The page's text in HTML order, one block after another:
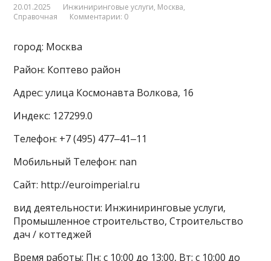
20.01.2025 Инжиниринговые услуги, Москва,
Справочная
Комментарии: 0
город: Москва
Район: Коптево район
Адрес: улица Космонавта Волкова, 16
Индекс: 127299.0
Телефон: +7 (495) 477‒41‒11
Мобильный Телефон: nan
Сайт: http://euroimperial.ru
вид деятельности: Инжиниринговые услуги,
Промышленное строительство, Строительство
дач / коттеджей
Время работы: Пн: с 10:00 до 13:00, Вт: с 10:00 до